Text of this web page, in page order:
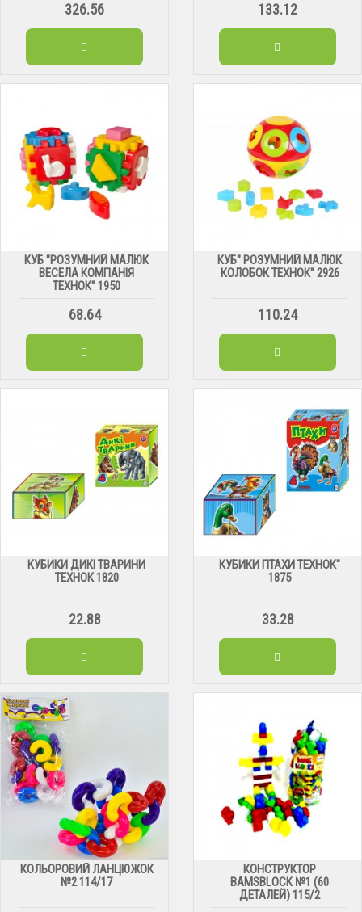
326.56 133.12
КУБ "РОЗУМНИЙ МАЛЮК
ВЕСЕЛА КОМПАНІЯ
ТЕХНОК" 1950
68.64
КУБ" РОЗУМНИЙ МАЛЮК
КОЛОБОК ТЕХНОК" 2926
110.24
КУБИКИ ДИКІ ТВАРИНИ
ТЕХНОК 1820
22.88
КУБИКИ ПТАХИ ТЕХНОК"
1875
33.28
КОЛЬОРОВИЙ ЛАНЦЮЖОК
№2 114/17
КОНСТРУКТОР
BAMSBLOCK №1 (60
ДЕТАЛЕЙ) 115/2